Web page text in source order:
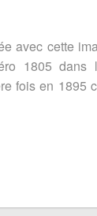
avec cette
1805 dans
fois en 1895